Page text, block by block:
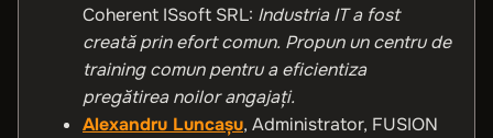
Coherent ISsoft SRL: Industria IT a fost
creată prin efort comun. Propun un centru de
training comun pentru a eficientiza
pregătirea noilor angajați.
Alexandru Luncașu, Administrator, FUSION